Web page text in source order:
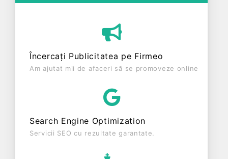
pe piața de profil. TICOSVILA CONSTRUCT SRL a
fost fondată în anul 2007, având o vechime de 19
înregistrat un profit de 0 RON și o cifră de afaceri
de 33.200 RON, gestionând operațiunile cu un
TICOSVILA CONSTRUCT SRL este o entitate
inactiva din punct de vedere fiscal si are status:
RADIATA. Societatea nu este plătitoare de TVA.
Încercați Publicitatea pe Firmeo
Am ajutat mii de afaceri să se promoveze online
Search Engine Optimization
Servicii SEO cu rezultate garantate.